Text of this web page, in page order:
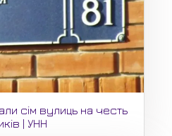
сім вулиць на честь
| УНН